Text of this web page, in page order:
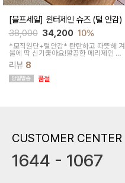
[블프세일] 윈터제인 슈즈 (털 안감)
38,000 34,200 10%
*모직원단+털안감* 탄탄하고 따뜻해 겨
울에 딱 신기좋아요!깔끔한 메리제인 스
타일이라 다양한 코디가 가능해 데일리
로 좋아요
리뷰 8
품절
CUSTOMER CENTER
1644 - 1067